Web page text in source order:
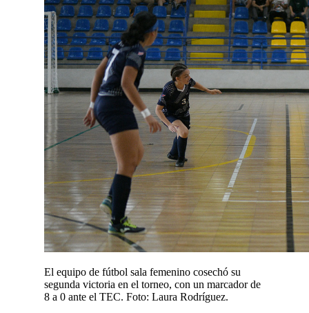
El equipo de fútbol sala femenino cosechó su
segunda victoria en el torneo, con un marcador de
8 a 0 ante el TEC. Foto: Laura Rodríguez.